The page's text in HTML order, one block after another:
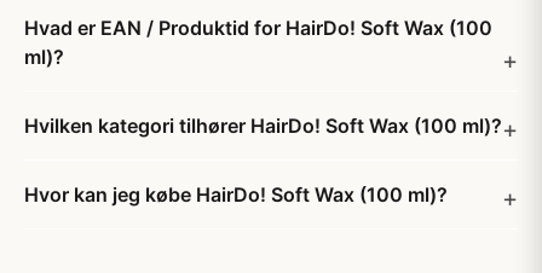
Hvad er EAN / Produktid for HairDo! Soft Wax (100
ml)?
Hvilken kategori tilhører HairDo! Soft Wax (100 ml)?
Hvor kan jeg købe HairDo! Soft Wax (100 ml)?